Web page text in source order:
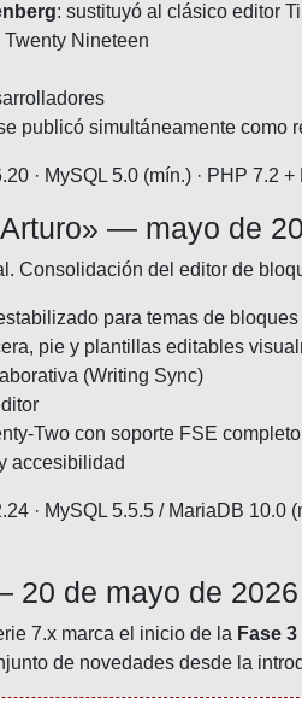
: sustituyó al clásico editor
Nineteen
publicó simultáneamente como
· MySQL 5.0 (mín.) · PHP 7.2
— mayo de
Consolidación del editor de
para temas de bloques
pie y plantillas editables
(Writing Sync)
Two con soporte FSE completo
accesibilidad
· MySQL 5.5.5 / MariaDB 10.0
20 de mayo de 2026
7.x marca el inicio de la Fase
de novedades desde la